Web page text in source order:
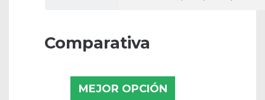
Comparativa
MEJOR OPCIÓN